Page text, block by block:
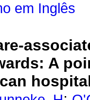
em Inglês
A